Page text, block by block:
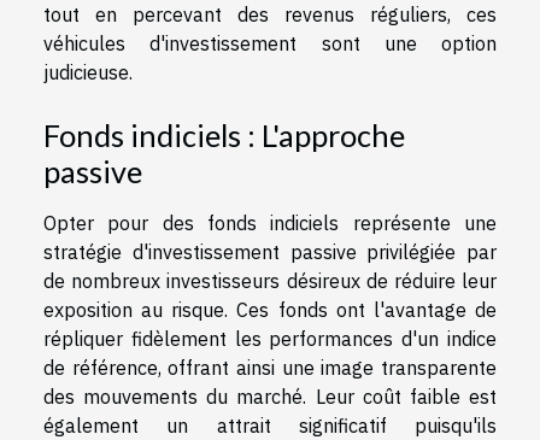
tout en percevant des revenus réguliers, ces
véhicules d'investissement sont une option
judicieuse.
Fonds indiciels : L'approche
passive
Opter pour des fonds indiciels représente une
stratégie d'investissement passive privilégiée par
de nombreux investisseurs désireux de réduire leur
exposition au risque. Ces fonds ont l'avantage de
répliquer fidèlement les performances d'un indice
de référence, offrant ainsi une image transparente
des mouvements du marché. Leur coût faible est
également un attrait significatif puisqu'ils